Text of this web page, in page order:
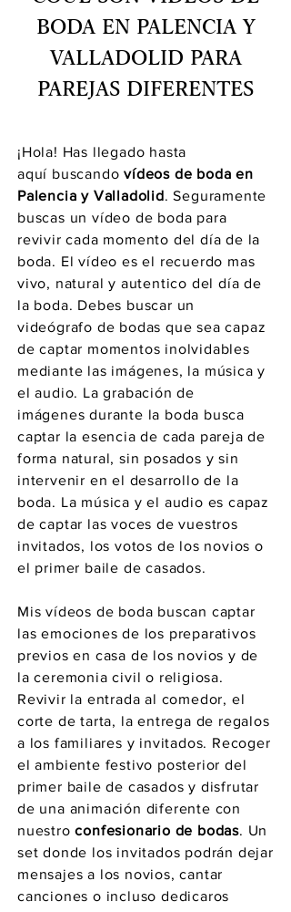
BODA EN PALENCIA Y
VALLADOLID PARA
PAREJAS DIFERENTES
¡Hola! Has llegado hasta
aquí buscandovídeos de boda en
Palencia y Valladolid. Seguramente
buscas un vídeo de boda para
revivir cada momento del día de la
boda. El vídeo es el recuerdo mas
vivo, natural y autentico del día de
la boda. Debes buscar un
videógrafo de bodas que sea capaz
de captar momentos inolvidables
mediante las imágenes, la música y
el audio. Lagrabación de
imágenes durante la boda busca
captar la esencia de cada pareja de
forma natural, sin posados y sin
intervenir en el desarrollo de la
boda. La música y el audio es capaz
de captar las voces de vuestros
invitados, los votos de los novios o
el primer baile de casados.
Mis vídeos de boda buscan captar
las emociones de los preparativos
previos en casa de los novios y de
la ceremonia civil o religiosa.
Revivir la entrada al comedor, el
corte de tarta, la entrega de regalos
a los familiares y invitados. Recoger
el ambiente festivo posterior del
primer baile de casados y disfrutar
de una animación diferente con
nuestroconfesionario de bodas. Un
set donde los invitados podrán dejar
mensajes a los novios, cantar
canciones o incluso dedicaros